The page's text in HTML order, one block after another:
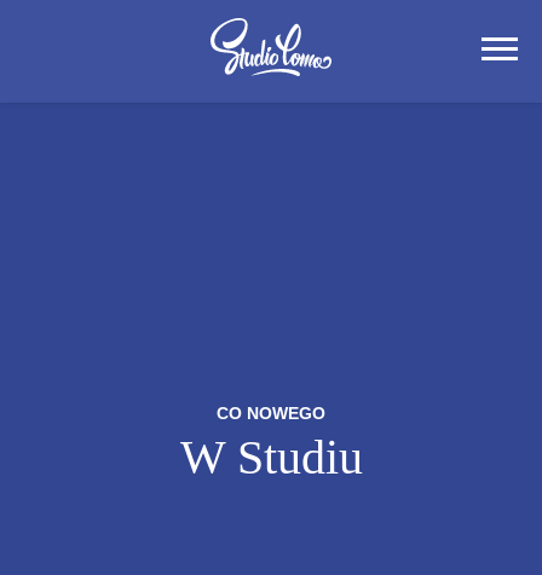
CO NOWEGO
W Studiu